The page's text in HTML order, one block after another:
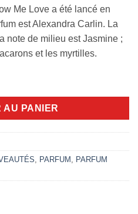
Me Love a été lancé en
est Alexandra Carlin. La
note de milieu est Jasmine ;
et les myrtilles.
Édition limitée 100ml EDP
AU PANIER
PARFUM
PARFUM